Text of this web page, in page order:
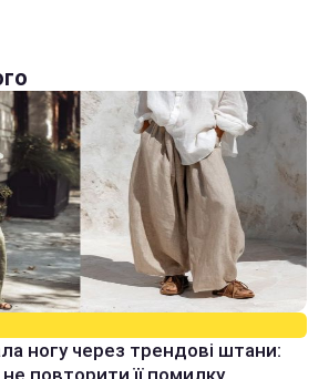
ногу через трендові штани:
повторити її помилку